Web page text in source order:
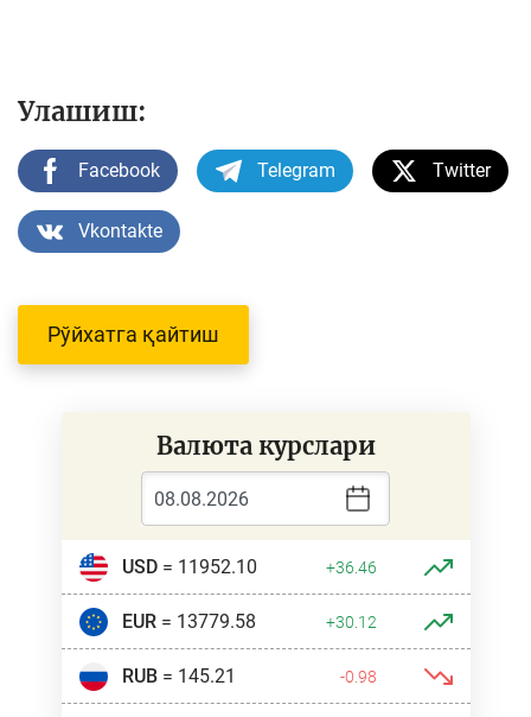
Улашиш:
Facebook Telegram Twitter
Vkontakte
Рўйхатга қайтиш
Валюта курслари
USD= 11952.10 +36.46
EUR= 13779.58 +30.12
RUB= 145.21 -0.98